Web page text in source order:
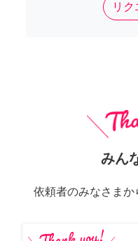
リク
みん
依頼者のみなさま